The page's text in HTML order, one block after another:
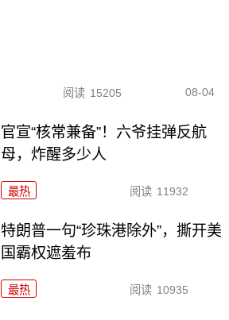
阅读 15205 08-04
官宣“核常兼备”！六爷挂弹反航
母，炸醒多少人
最热 阅读 11932
特朗普一句“珍珠港除外”，撕开美
国霸权遮羞布
最热 阅读 10935